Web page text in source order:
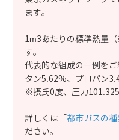
ます。
1m3あたりの標準熱量
す。
代表的な組成の一例を
タン5.62%、プロパン
※摂氏0度、圧力
詳しくは「都市ガスの
ださい。